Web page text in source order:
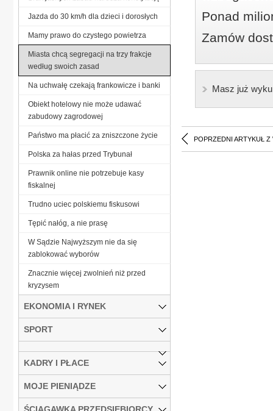
Ponad
Zamów
Masz już
POPRZEDNI ARTYKUŁ Z
Jazda do 30 km/h dla dzieci i dorosłych
Mamy prawo do czystego powietrza
Miasta chcą segregacji na trzy frakcje
według swoich zasad
Na uchwałę czekają frankowicze i banki
Obiekt hotelowy nie może udawać
zabudowy zagrodowej
Państwo ma płacić za zniszczone życie
Polska za hałas przed Trybunał
Prawnik online nie potrzebuje kasy
fiskalnej
Trudno uciec polskiemu fiskusowi
Tępić nałóg, a nie prasę
W Sądzie Najwyższym nie da się
zablokować wyborów
Znacznie więcej zwolnień niż przed
kryzysem
EKONOMIA I RYNEK
SPORT
KADRY I PŁACE
MOJE PIENIĄDZE
ŚCIĄGAWKA PRZEDSIĘBIORCY